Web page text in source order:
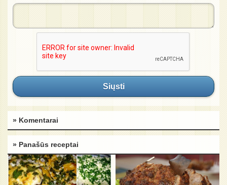
Siųsti
» Komentarai
» Panašūs receptai